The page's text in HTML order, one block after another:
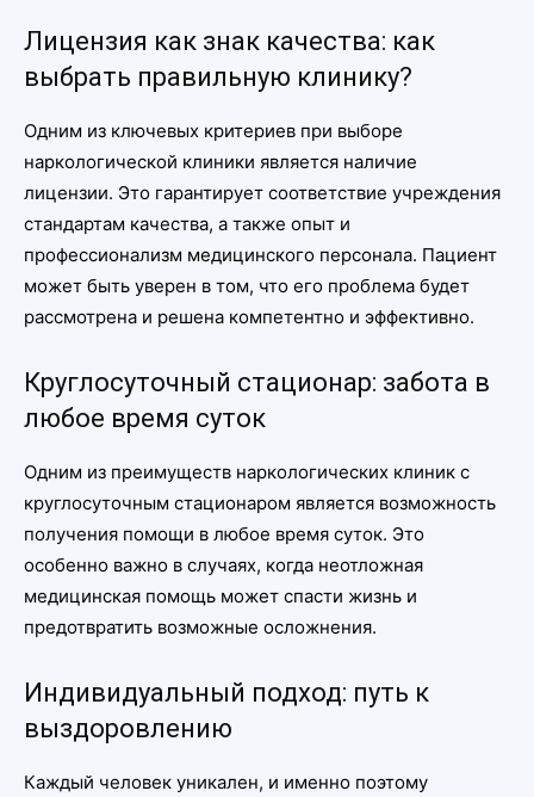
Лицензия как знак качества: как
выбрать правильную клинику?
Одним из ключевых критериев при выборе
наркологической клиники является наличие
лицензии. Это гарантирует соответствие учреждения
стандартам качества, а также опыт и
профессионализм медицинского персонала. Пациент
может быть уверен в том, что его проблема будет
рассмотрена и решена компетентно и эффективно.
Круглосуточный стационар: забота в
любое время суток
Одним из преимуществ наркологических клиник с
круглосуточным стационаром является возможность
получения помощи в любое время суток. Это
особенно важно в случаях, когда неотложная
медицинская помощь может спасти жизнь и
предотвратить возможные осложнения.
Индивидуальный подход: путь к
выздоровлению
Каждый человек уникален, и именно поэтому